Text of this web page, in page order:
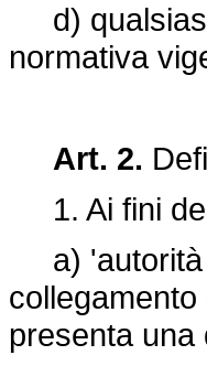
d) qualsiasi
normativa
Art. 2.
1. Ai fini
a) 'autorità
presenta una